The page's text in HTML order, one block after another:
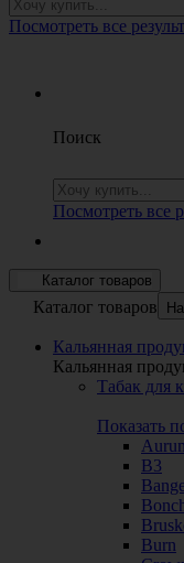
Посмотреть все
Поиск
Посмотреть все
Каталог товаров
Каталог товаров
Кальянная
Кальянная
Табак для
Показать
B3
Burn